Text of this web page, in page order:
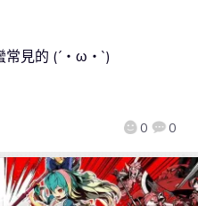
0 0
見的 (´・ω・`)